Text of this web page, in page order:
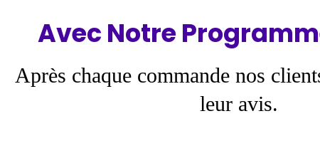
Avec Notre
Après chaque commande nos
leur avis.